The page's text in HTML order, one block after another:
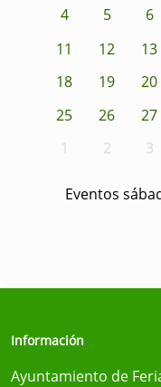
4
5 6
11
12 13
18
19 20
25
26 27
1
2 3
Eventos
Información
Ayuntamiento de